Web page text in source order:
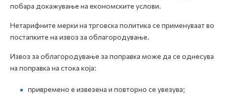
побара докажување на економските услови.
Нетарифните мерки на трговска политика се применуваат во
постапките на извоз за облагородување.
Извоз за облагородување за поправка може да се однесува
на поправка на стока која:
привремено е извезена и повторно се увезува;